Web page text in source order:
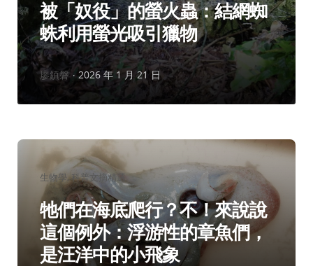
被「奴役」的螢火蟲：結網蜘
蛛利用螢光吸引獵物
作
廖鎮磐 2026 年 1 月 21 日
分
類：
生物學 科普文摘精選
牠們在海底爬行？不！來說說
這個例外：浮游性的章魚們，
是汪洋中的小飛象